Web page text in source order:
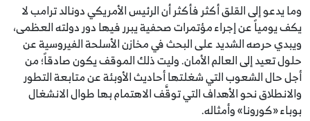
وما يدعو إلى القلق أكثر فأكثر أن الرئيس الأمريكي دونالد ترامب لا
يكف يومياً عن إجراء مؤتمرات صحفية يبرر فيها دور دولته العظمى،
ويبدي حرصه الشديد على البحث في مخازن الأسلحة الفيروسية عن
حلول تعيد إلى العالم الأمان. وليت ذلك الموقف يكون صادقاً؛ من
أجل حال الشعوب التي شغلتها أحاديث الأوبئة عن متابعة التطور
والانطلاق نحو الأهداف التي توقَّف الاهتمام بها طوال الانشغال
بوباء «كورونا» وأمثاله.